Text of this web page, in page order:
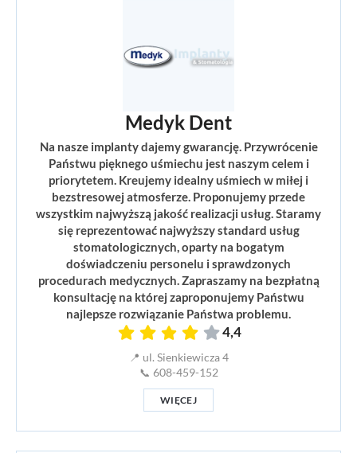
Medyk Dent
Na nasze implanty dajemy gwarancję. Przywrócenie
Państwu pięknego uśmiechu jest naszym celem i
priorytetem. Kreujemy idealny uśmiech w miłej i
bezstresowej atmosferze. Proponujemy przede
wszystkim najwyższą jakość realizacji usług. Staramy
się reprezentować najwyższy standard usług
stomatologicznych, oparty na bogatym
doświadczeniu personelu i sprawdzonych
procedurach medycznych. Zapraszamy na bezpłatną
konsultację na której zaproponujemy Państwu
najlepsze rozwiązanie Państwa problemu.
4,4
📍 ul. Sienkiewicza 4
📞 608-459-152
WIĘCEJ